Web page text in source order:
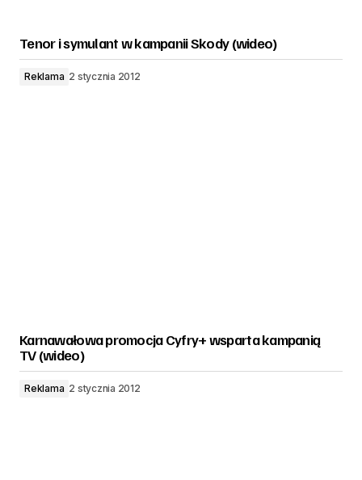
Tenor i symulant w kampanii Skody (wideo)
Reklama 2 stycznia 2012
Karnawałowa promocja Cyfry+ wsparta kampanią
TV (wideo)
Reklama 2 stycznia 2012